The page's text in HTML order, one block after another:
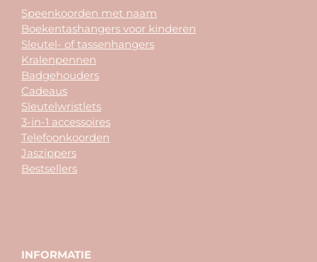
Speenkoorden met naam
Boekentashangers voor kinderen
Sleutel- of tassenhangers
Kralenpennen
Badgehouders
Cadeaus
Sleutelwristlets
3-in-1 accessoires
Telefoonkoorden
Jaszippers
Bestsellers
INFORMATIE